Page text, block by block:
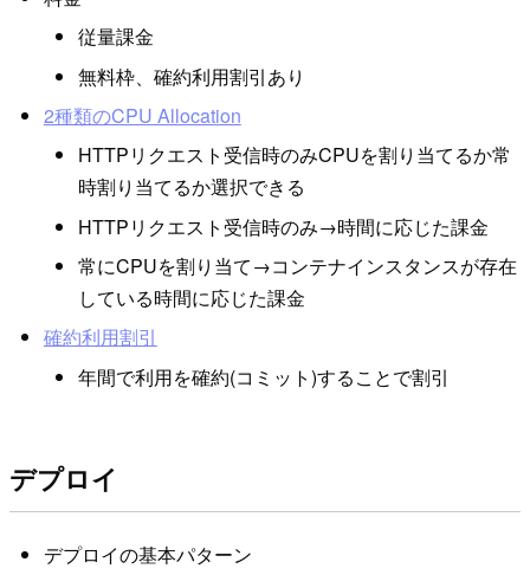
従量課金
無料枠、確約利用割引あり
2種類のCPU Allocation
HTTPリクエスト受信時のみCPUを割り当てるか常
時割り当てるか選択できる
HTTPリクエスト受信時のみ→時間に応じた課金
常にCPUを割り当て→コンテナインスタンスが存在
している時間に応じた課金
確約利用割引
年間で利用を確約(コミット)することで割引
デプロイ
デプロイの基本パターン